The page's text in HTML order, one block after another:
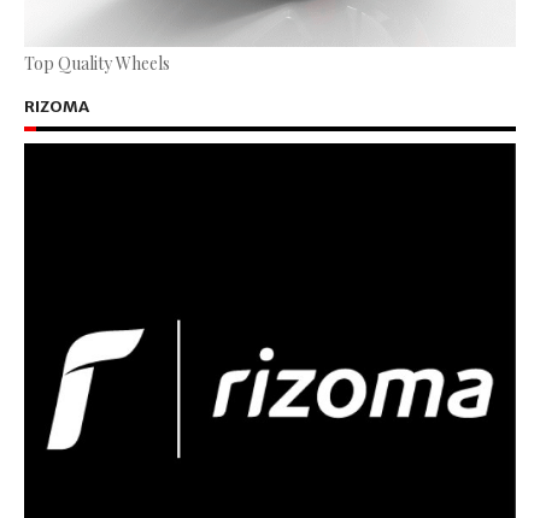
Top Quality Wheels
RIZOMA